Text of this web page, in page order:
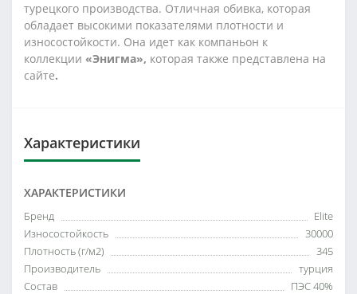
турецкого производства. Отличная обивка, которая
обладает высокими показателями плотности и
износостойкости. Она идет как компаньон к
коллекции «Энигма», которая также представлена на
сайте.
Характеристики
ХАРАКТЕРИСТИКИ
Бренд
Elite
Износостойкость
30000
Плотность (г/м2)
345
Производитель
турция
Состав
ПЭС 40%